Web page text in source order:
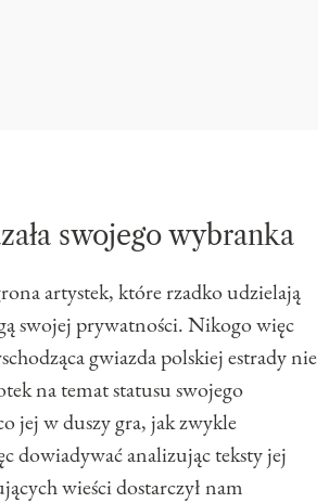
swojego wybranka
artystek, które rzadko udzielają
swojej prywatności. Nikogo więc
gwiazda polskiej estrady nie
na temat statusu swojego
jej w duszy gra, jak zwykle
dowiadywać analizując teksty jej
wieści dostarczył nam